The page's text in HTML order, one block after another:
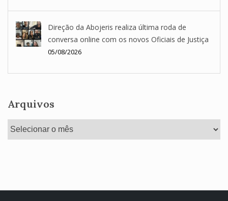
Direção da Abojeris realiza última roda de
conversa online com os novos Oficiais de Justiça
05/08/2026
Arquivos
Arquivos